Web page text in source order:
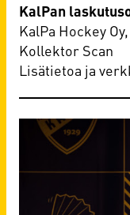
KalPan
KalPa Hockey
Kollektor Scan
Lisätietoa ja